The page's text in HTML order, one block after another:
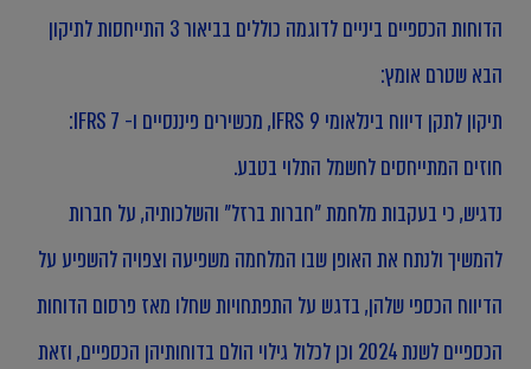
הדוחות הכספיים ביניים לדוגמה כוללים בביאור 3 התייחסות לתיקון
הבא שטרם אומץ:
תיקון לתקן דיווח בינלאומי IFRS 9, מכשירים פיננסיים ו- IFRS 7:
חוזים המתייחסים לחשמל התלוי בטבע.
נדגיש, כי בעקבות מלחמת "חברות ברזל" והשלכותיה, על חברות
להמשיך ולנתח את האופן שבו המלחמה משפיעה וצפויה להשפיע על
הדיווח הכספי שלהן, בדגש על התפתחויות שחלו מאז פרסום הדוחות
הכספיים לשנת 2024 וכן לכלול גילוי הולם בדוחותיהן הכספיים, וזאת